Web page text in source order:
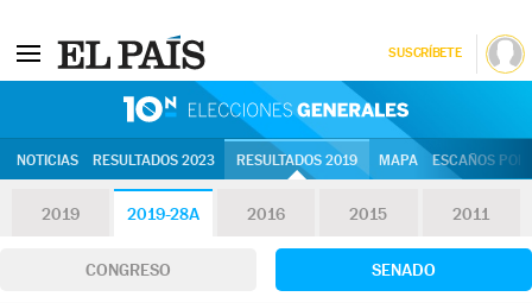
SUSCRÍBETE
NOTICIAS RESULTADOS 2023 RESULTADOS 2019 MAPA ESCAÑOS
2019 2019-28A 2016 2015 2011
CONGRESO SENADO